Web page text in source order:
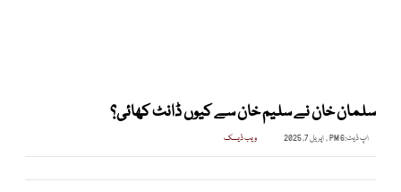
سلمان خان نے سلیم خان سے کیوں ڈانٹ کھائی؟
اپ ڈیٹ:6 PM , اپریل 7, 2025 ویب ڈیسک